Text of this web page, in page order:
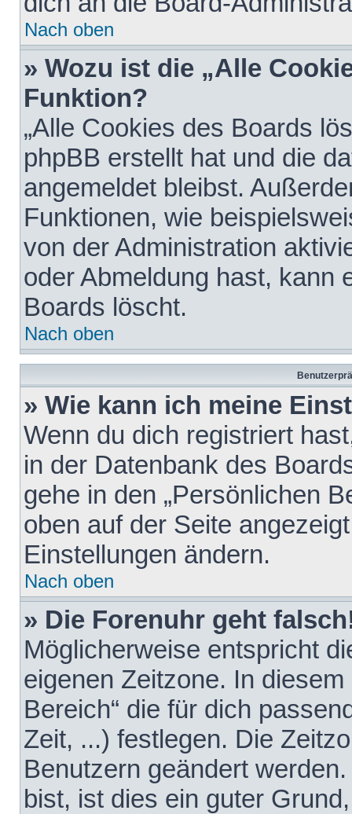
Nach oben
» Wozu ist die „Alle
Funktion?
„Alle Cookies des Boards
phpBB erstellt hat und die
angemeldet bleibst.
Funktionen, wie
von der Administration
oder Abmeldung hast, kann
Boards löscht.
Nach oben
» Wie kann ich meine
Wenn du dich registriert
in der Datenbank des
gehe in den „Persönlichen
oben auf der Seite
Einstellungen ändern.
Nach oben
» Die Forenuhr geht
Möglicherweise entspricht
eigenen Zeitzone. In
Bereich“ die für dich
Zeit, ...) festlegen. Die
Benutzern geändert
bist, ist dies ein guter